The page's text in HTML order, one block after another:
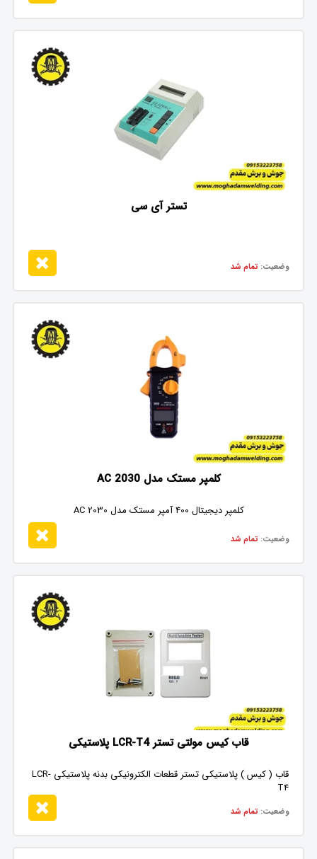
تستر آی سی
وضعیت: تمام شد
کلمپر مستک مدل AC 2030
کلمپر دیجیتال 400 آمپر مستک مدل AC 2030
وضعیت: تمام شد
قاب کیس مولتی تستر LCR-T4 پلاستیکی
قاب ( کیس ) پلاستیکی تستر قطعات الکترونیکی بدنه پلاستیکی LCR-
T4
وضعیت: تمام شد